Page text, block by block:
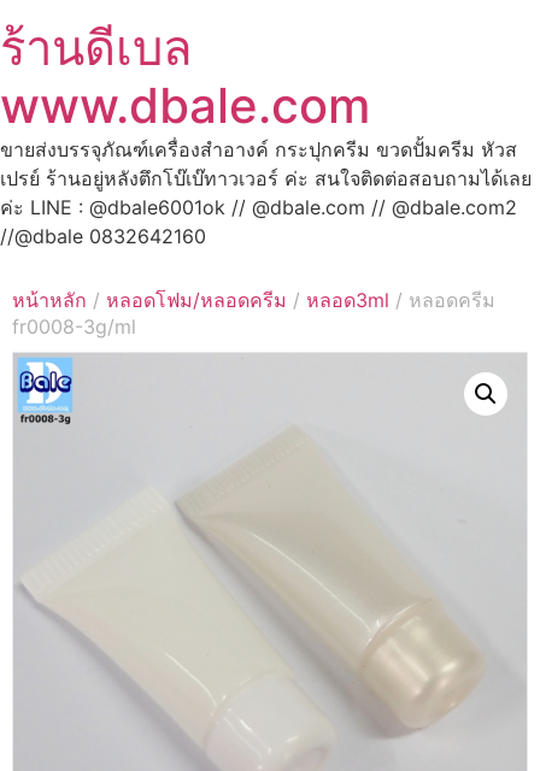
ร้านดีเบล
www.dbale.com
ขายส่งบรรจุภัณฑ์เครื่องสำอางค์ กระปุกครีม ขวดปั้มครีม หัวส
เปรย์ ร้านอยู่หลังตึกโบ๊เบ๊ทาวเวอร์ ค่ะ สนใจติดต่อสอบถามได้เลย
ค่ะ LINE : @dbale6001ok // @dbale.com // @dbale.com2
//@dbale 0832642160
หน้าหลัก / หลอดโฟม/หลอดครีม / หลอด3ml / หลอดครีม
fr0008-3g/ml